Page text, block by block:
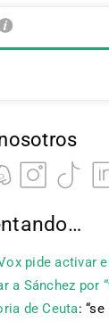
pide activar
a Sánchez por
de Ceuta: “se